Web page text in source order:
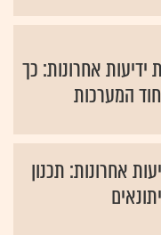
ידיעות אחרונות: כך
המערכות
אחרונות: תכנון